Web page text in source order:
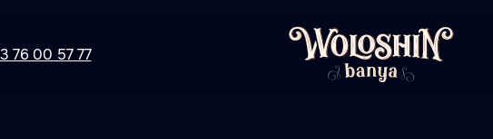
76 00 57 77
76 00 57 77